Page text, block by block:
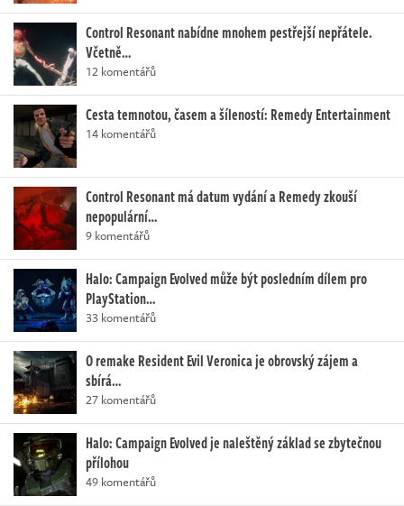
Control Resonant nabídne mnohem pestřejší nepřátele.
Včetně…
12 komentářů
Cesta temnotou, časem a šíleností: Remedy Entertainment
14 komentářů
Control Resonant má datum vydání a Remedy zkouší
nepopulární…
9 komentářů
Halo: Campaign Evolved může být posledním dílem pro
PlayStation…
33 komentářů
O remake Resident Evil Veronica je obrovský zájem a
sbírá…
27 komentářů
Halo: Campaign Evolved je naleštěný základ se zbytečnou
přílohou
49 komentářů